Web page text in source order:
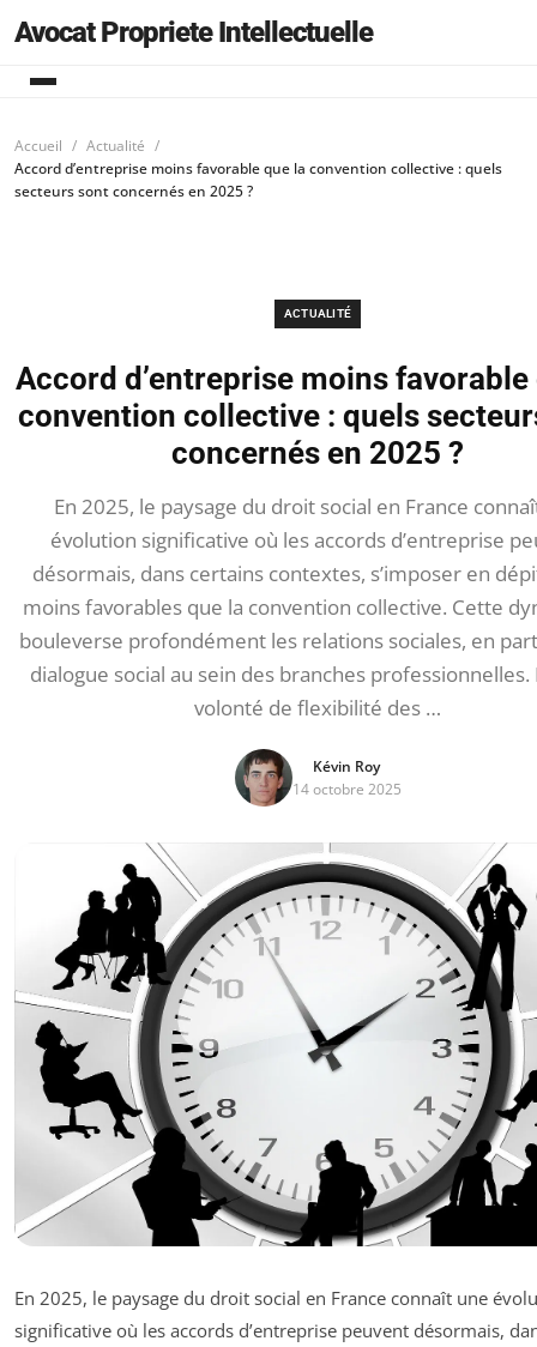
Avocat Propriete Intellectuelle
Accueil
Actualité
Accord d’entreprise moins favorable que la convention collective : quels
secteurs sont concernés en 2025 ?
ACTUALITÉ
Accord d’entreprise moins favorable
convention collective : quels
concernés en 2025 ?
En 2025, le paysage du droit social en France
évolution significative où les accords d’entreprise
désormais, dans certains contextes, s’imposer en
moins favorables que la convention collective. Cette
bouleverse profondément les relations sociales, en
dialogue social au sein des branches professionnelles.
volonté de flexibilité des …
Kévin Roy
14 octobre 2025
En 2025, le paysage du droit social en France connaît une
significative où les accords d’entreprise peuvent désormais,